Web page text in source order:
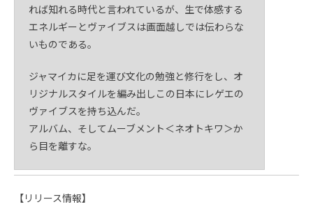
れば知れる時代と言われているが、生で体感する
エネルギーとヴァイブスは画面越しでは伝わらな
いものである。
ジャマイカに足を運び文化の勉強と修行をし、オ
リジナルスタイルを編み出しこの日本にレゲエの
ヴァイブスを持ち込んだ。
アルバム、そしてムーブメント＜ネオトキワ＞か
ら目を離すな。
【リリース情報】